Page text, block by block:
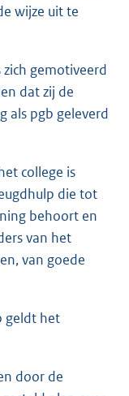
wijze uit te
gemotiveerd
dat zij de
als pgb geleverd
college is
die tot
behoort en
van het
van goede
geldt het
door de